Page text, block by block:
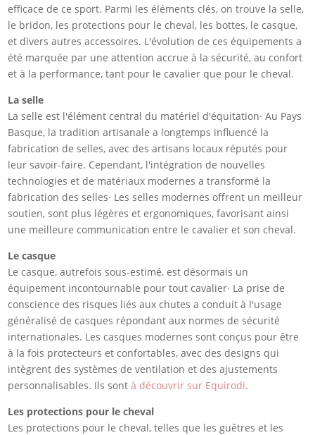
efficace de ce sport. Parmi les éléments clés, on trouve la selle,
le bridon, les protections pour le cheval, les bottes, le casque,
et divers autres accessoires. L'évolution de ces équipements a
été marquée par une attention accrue à la sécurité, au confort
et à la performance, tant pour le cavalier que pour le cheval.
La selle
La selle est l'élément central du matériel d'équitation· Au Pays
Basque, la tradition artisanale a longtemps influencé la
fabrication de selles, avec des artisans locaux réputés pour
leur savoir-faire. Cependant, l'intégration de nouvelles
technologies et de matériaux modernes a transformé la
fabrication des selles· Les selles modernes offrent un meilleur
soutien, sont plus légères et ergonomiques, favorisant ainsi
une meilleure communication entre le cavalier et son cheval.
Le casque
Le casque, autrefois sous-estimé, est désormais un
équipement incontournable pour tout cavalier· La prise de
conscience des risques liés aux chutes a conduit à l'usage
généralisé de casques répondant aux normes de sécurité
internationales. Les casques modernes sont conçus pour être
à la fois protecteurs et confortables, avec des designs qui
intègrent des systèmes de ventilation et des ajustements
personnalisables. Ils sontà découvrir sur Equirodi.
Les protections pour le cheval
Les protections pour le cheval, telles que les guêtres et les